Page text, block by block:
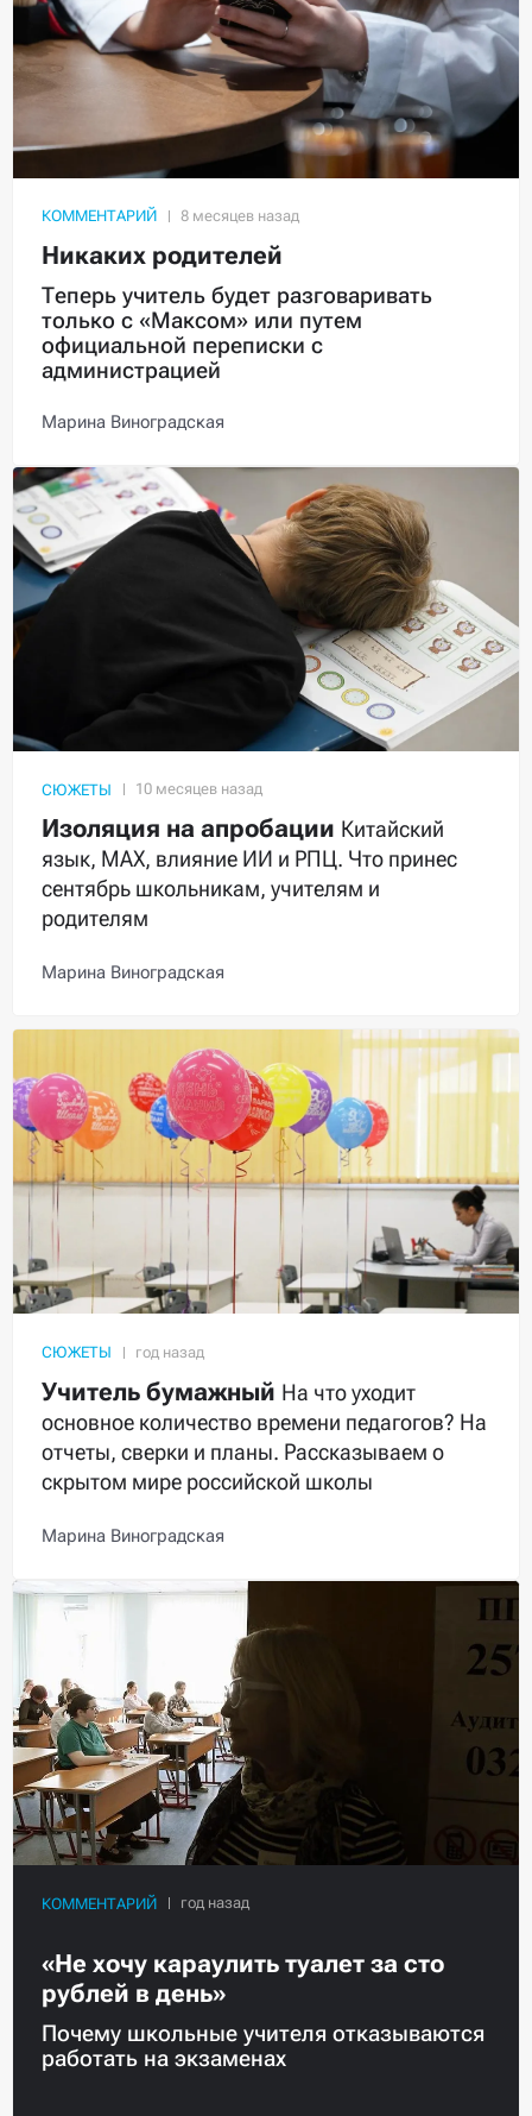
КОММЕНТАРИЙ
Никаких родителей
Теперь учитель будет разговаривать
только с «Максом» или путем
официальной переписки с
администрацией
Марина Виноградская
СЮЖЕТЫ
Изоляция на апробации Китайский
язык, MAX, влияние ИИ и РПЦ. Что принес
сентябрь школьникам, учителям и
родителям
Марина Виноградская
СЮЖЕТЫ
Учитель бумажный На что уходит
основное количество времени педагогов? На
отчеты, сверки и планы. Рассказываем о
скрытом мире российской школы
Марина Виноградская
КОММЕНТАРИЙ
«Не хочу караулить туалет за сто
рублей в день»
Почему школьные учителя отказываются
работать на экзаменах